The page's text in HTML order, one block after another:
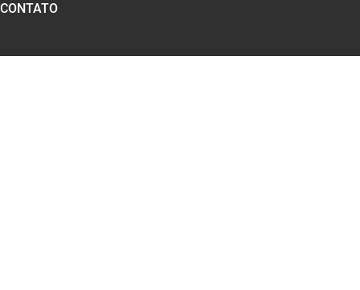
CONTATO